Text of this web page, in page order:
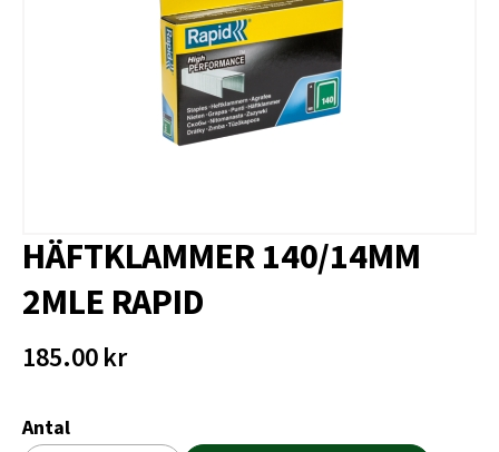
HÄFTKLAMMER 140/14MM
2MLE RAPID
185.00kr
Antal